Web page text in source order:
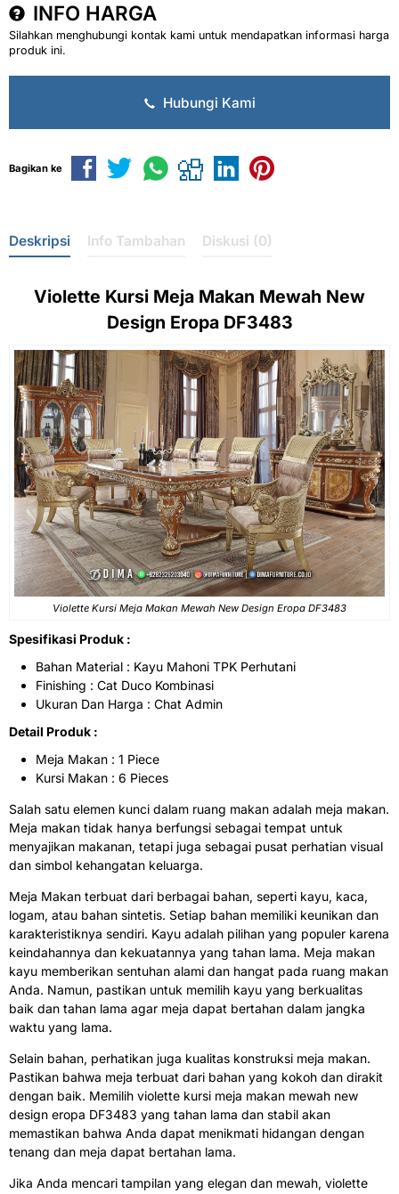
INFO HARGA
Silahkan menghubungi kontak kami untuk mendapatkan informasi harga
produk ini.
Hubungi Kami
Bagikan ke
Deskripsi Info Tambahan Diskusi (0)
Violette Kursi Meja Makan Mewah New
Design Eropa DF3483
Violette Kursi Meja Makan Mewah New Design Eropa DF3483
Spesifikasi Produk :
Bahan Material : Kayu Mahoni TPK Perhutani
Finishing : Cat Duco Kombinasi
Ukuran Dan Harga : Chat Admin
Detail Produk :
Meja Makan : 1 Piece
Kursi Makan : 6 Pieces
Salah satu elemen kunci dalam ruang makan adalah meja makan.
Meja makan tidak hanya berfungsi sebagai tempat untuk
menyajikan makanan, tetapi juga sebagai pusat perhatian visual
dan simbol kehangatan keluarga.
Meja Makan terbuat dari berbagai bahan, seperti kayu, kaca,
logam, atau bahan sintetis. Setiap bahan memiliki keunikan dan
karakteristiknya sendiri. Kayu adalah pilihan yang populer karena
keindahannya dan kekuatannya yang tahan lama. Meja makan
kayu memberikan sentuhan alami dan hangat pada ruang makan
Anda. Namun, pastikan untuk memilih kayu yang berkualitas
baik dan tahan lama agar meja dapat bertahan dalam jangka
waktu yang lama.
Selain bahan, perhatikan juga kualitas konstruksi meja makan.
Pastikan bahwa meja terbuat dari bahan yang kokoh dan dirakit
dengan baik. Memilih violette kursi meja makan mewah new
design eropa DF3483 yang tahan lama dan stabil akan
memastikan bahwa Anda dapat menikmati hidangan dengan
tenang dan meja dapat bertahan lama.
Jika Anda mencari tampilan yang elegan dan mewah, violette